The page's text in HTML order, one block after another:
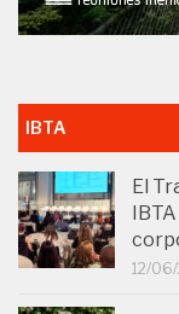
IBTA
El
12/